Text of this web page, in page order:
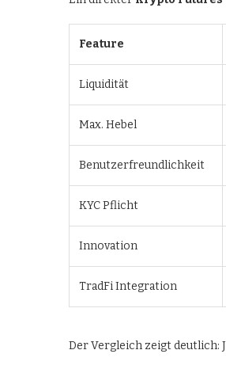
Feature
Liquidität
Max. Hebel
Benutzerfreundlichkeit
KYC Pflicht
Innovation
TradFi Integration
Der Vergleich zeigt deutlich: